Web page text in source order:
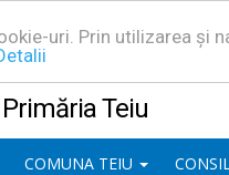
uri. Prin utilizarea și
Primăria Teiu
COMUNA TEIU